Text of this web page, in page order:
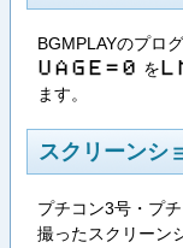
BGMPLAYのプロ
U​A​G​E​=​0 を
ます。
スクリーンシ
プチコン3号・プ
撮ったスクリーン